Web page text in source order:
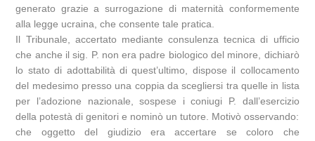
generato grazie a surrogazione di maternità conformemente
alla legge ucraina, che consente tale pratica.
Il Tribunale, accertato mediante consulenza tecnica di ufficio
che anche il sig. P. non era padre biologico del minore, dichiarò
lo stato di adottabilità di quest’ultimo, dispose il collocamento
del medesimo presso una coppia da scegliersi tra quelle in lista
per l’adozione nazionale, sospese i coniugi P. dall’esercizio
della potestà di genitori e nominò un tutore. Motivò osservando:
che oggetto del giudizio era accertare se coloro che